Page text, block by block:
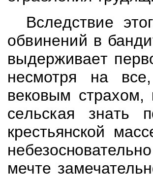
Вследствие
обвинений в
выдерживает
несмотря на
вековым страхом,
сельская
крестьянской
мечте